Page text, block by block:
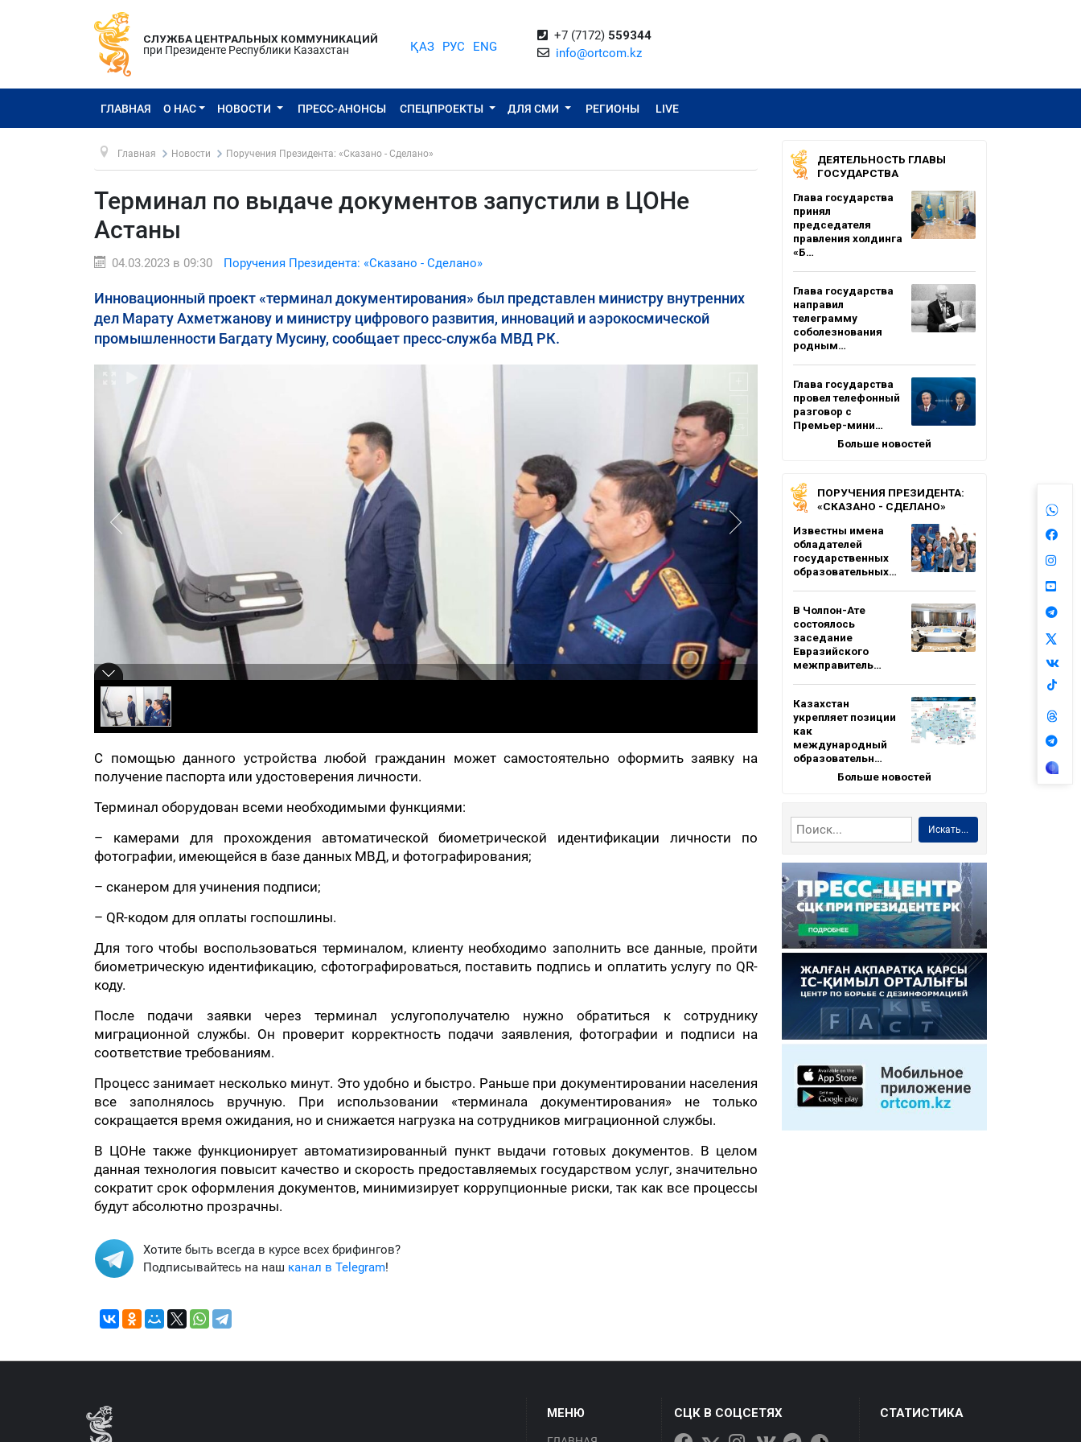
СЛУЖБА ЦЕНТРАЛЬНЫХ КОММУНИКАЦИЙ
при Президенте Республики Казахстан
ҚАЗ РУС ENG
+7 (7172) 559344
info@ortcom.kz
ГЛАВНАЯ О НАС НОВОСТИ ПРЕСС-АНОНСЫ СПЕЦПРОЕКТЫ ДЛЯ СМИ РЕГИОНЫ LIVE
Главная Новости Поручения Президента: «Сказано - Сделано»
Терминал по выдаче документов запустили в ЦОНе
Астаны
04.03.2023 в 09:30 Поручения Президента: «Сказано - Сделано»
Инновационный проект «терминал документирования» был представлен министру внутренних
дел Марату Ахметжанову и министру цифрового развития, инноваций и аэрокосмической
промышленности Багдату Мусину, сообщает пресс-служба МВД РК.
С помощью данного устройства любой гражданин может самостоятельно оформить заявку на
получение паспорта или удостоверения личности.
Терминал оборудован всеми необходимыми функциями:
– камерами для прохождения автоматической биометрической идентификации личности по
фотографии, имеющейся в базе данных МВД, и фотографирования;
– сканером для учинения подписи;
– QR-кодом для оплаты госпошлины.
Для того чтобы воспользоваться терминалом, клиенту необходимо заполнить все данные, пройти
биометрическую идентификацию, сфотографироваться, поставить подпись и оплатить услугу по QR-
коду.
После подачи заявки через терминал услугополучателю нужно обратиться к сотруднику
миграционной службы. Он проверит корректность подачи заявления, фотографии и подписи на
соответствие требованиям.
Процесс занимает несколько минут. Это удобно и быстро. Раньше при документировании населения
все заполнялось вручную. При использовании «терминала документирования» не только
сокращается время ожидания, но и снижается нагрузка на сотрудников миграционной службы.
В ЦОНе также функционирует автоматизированный пункт выдачи готовых документов. В целом
данная технология повысит качество и скорость предоставляемых государством услуг, значительно
сократит срок оформления документов, минимизирует коррупционные риски, так как все процессы
будут абсолютно прозрачны.
Хотите быть всегда в курсе всех брифингов?
Подписывайтесь на наш канал в Telegram!
ДЕЯТЕЛЬНОСТЬ ГЛАВЫ
ГОСУДАРСТВА
Глава государства
принял
председателя
правления холдинга
«Б…
Глава государства
направил
телеграмму
соболезнования
родным…
Глава государства
провел телефонный
разговор с
Премьер-мини…
Больше новостей
ПОРУЧЕНИЯ ПРЕЗИДЕНТА:
«СКАЗАНО - СДЕЛАНО»
Известны имена
обладателей
государственных
образовательных…
В Чолпон-Ате
состоялось
заседание
Евразийского
межправитель…
Казахстан
укрепляет позиции
как
международный
образовательн…
Больше новостей
Искать...
МЕНЮ СЦК В СОЦСЕТЯХ СТАТИСТИКА